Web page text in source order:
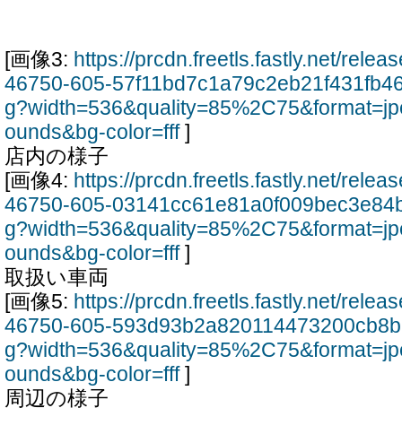
[画像3: https://prcdn.freetls.fastly.net/
46750-605-
ounds&bg-color=fff]
店内の様子
[画像4: https://prcdn.freetls.fastly.net/
46750-605-
ounds&bg-color=fff]
取扱い車両
[画像5: https://prcdn.freetls.fastly.net/
46750-605-
ounds&bg-color=fff]
周辺の様子